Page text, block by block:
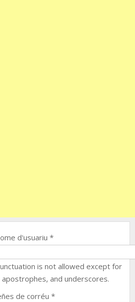
d'usuariu *
is not allowed except for
and underscores.
de corréu *